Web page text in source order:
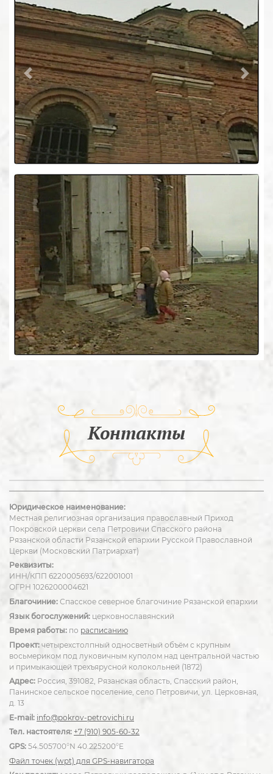
Previous Next
Контакты
Юридическое наименование:
Местная религиозная организация православный Приход
Покровской церкви села Петровичи Спасского района
Рязанской области Рязанской епархии Русской Православной
Церкви (Московский Патриархат)
Реквизиты:
ИНН/КПП 6220005693/622001001
ОГРН 1026200004621
Благочиние: Спасское северное благочиние Рязанской епархии
Язык богослужений: церковнославянский
Время работы: по расписанию
Проект: четырехстолпный односветный объём с крупным
восьмериком под луковичным куполом над центральной частью
и примыкающей трехъярусной колокольней (1872)
Адрес: Россия, 391082, Рязанская область, Спасский район,
Панинское сельское поселение, село Петровичи, ул. Церковная,
д. 13
E-mail: info@pokrov-petrovichi.ru
Тел. настоятеля: +7 (910) 905-60-32
GPS: 54.505700°N 40.225200°E
Файл точек (wpt) для GPS-навигатора